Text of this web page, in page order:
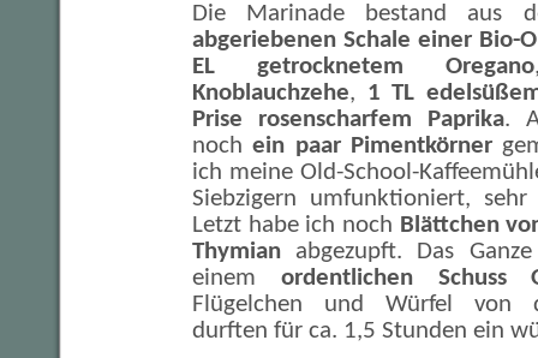
Die Marinade bestand aus
abgeriebenen Schale einer Bio-
EL getrocknetem Oregano
Knoblauchzehe, 1 TL
Prise rosenscharfem Paprika.
nochein paar Pimentkörner
ich meine Old-School-
Siebzigern umfunktioniert,
Letzt habe ich noch Blättchen
Thymian abgezupft. Das
einem ordentlichen Schuss
Flügelchen und Würfel von
durften für ca. 1,5 Stunden ein